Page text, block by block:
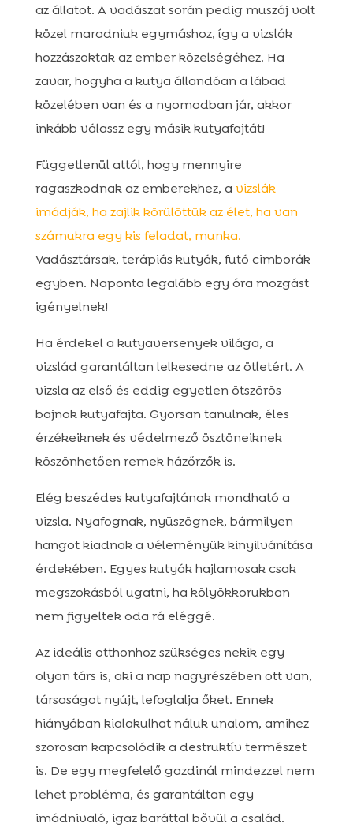
az állatot. A vadászat során pedig muszáj volt
közel maradniuk egymáshoz, így a vizslák
hozzászoktak az ember közelségéhez. Ha
zavar, hogyha a kutya állandóan a lábad
közelében van és a nyomodban jár, akkor
inkább válassz egy másik kutyafajtát!
Függetlenül attól, hogy mennyire
ragaszkodnak az emberekhez, a vizslák
imádják, ha zajlik körülöttük az élet, ha van
számukra egy kis feladat, munka.
Vadásztársak, terápiás kutyák, futó cimborák
egyben. Naponta legalább egy óra mozgást
igényelnek!
Ha érdekel a kutyaversenyek világa, a
vizslád garantáltan lelkesedne az ötletért. A
vizsla az első és eddig egyetlen ötszörös
bajnok kutyafajta. Gyorsan tanulnak, éles
érzékeiknek és védelmező ösztöneiknek
köszönhetően remek házőrzők is.
Elég beszédes kutyafajtának mondható a
vizsla. Nyafognak, nyüszögnek, bármilyen
hangot kiadnak a véleményük kinyilvánítása
érdekében. Egyes kutyák hajlamosak csak
megszokásból ugatni, ha kölyökkorukban
nem figyeltek oda rá eléggé.
Az ideális otthonhoz szükséges nekik egy
olyan társ is, aki a nap nagyrészében ott van,
társaságot nyújt, lefoglalja őket. Ennek
hiányában kialakulhat náluk unalom, amihez
szorosan kapcsolódik a destruktív természet
is. De egy megfelelő gazdinál mindezzel nem
lehet probléma, és garantáltan egy
imádnivaló, igaz baráttal bővül a család.